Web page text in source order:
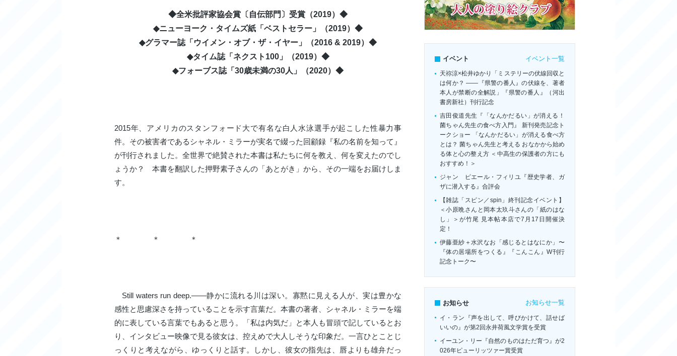
◆全米批評家協会賞〔自伝部門〕受賞（2019）◆
◆ニューヨーク・タイムズ紙「ベストセラー」（2019）◆
◆グラマー誌「ウイメン・オブ・ザ・イヤー」（2016 & 2019）◆
◆タイム誌「ネクスト100」（2019）◆
◆フォーブス誌「30歳未満の30人」（2020）◆
2015年、アメリカのスタンフォード大で有名な白人水泳選手が起こした性暴力事
件。その被害者であるシャネル・ミラーが実名で綴った回顧録『私の名前を知って』
が刊行されました。全世界で絶賛された本書は私たちに何を教え、何を変えたのでし
ょうか？ 本書を翻訳した押野素子さんの「あとがき」から、その一端をお届けしま
す。
＊ ＊ ＊
Still waters run deep.——静かに流れる川は深い。寡黙に見える人が、実は豊かな
感性と思慮深さを持っていることを示す言葉だ。本書の著者、シャネル・ミラーを端
的に表している言葉でもあると思う。「私は内気だ」と本人も冒頭で記しているとお
り、インタビュー映像で見る彼女は、控えめで大人しそうな印象だ。一言ひとことじ
っくりと考えながら、ゆっくりと話す。しかし、彼女の指先は、唇よりも雄弁だっ
イベント イベント一覧
天祢涼×松井ゆかり「ミステリーの伏線回収と
は何か？ ――『県警の番人』の伏線を、著者
本人が禁断の全解説」『県警の番人』（河出
書房新社）刊行記念
吉田俊道先生『「なんかだるい」が消える！
菌ちゃん先生の食べ方入門』 新刊発売記念ト
ークショー 「なんかだるい」が消える食べ方
とは？ 菌ちゃん先生と考える おなかから始め
る体と心の整え方 ＜中高生の保護者の方にも
おすすめ！＞
ジャン゠ピエール・フィリユ『歴史学者、ガ
ザに潜入する』合評会
【雑誌「スピン／spin」終刊記念イベント】
＜小原晩さんと岡本太玖斗さんの「紙のはな
し」＞が竹尾 見本帖本店で7月17日開催決
定！
伊藤亜紗＋水沢なお「感じるとはなにか」〜
『体の居場所をつくる』『こんこん』W刊行
記念トーク〜
お知らせ お知らせ一覧
イ・ラン『声を出して、呼びかけて、話せば
いいの』が第2回永井荷風文学賞を受賞
イーユン・リー『自然のものはただ育つ』が2
026年ピューリッツァー賞受賞